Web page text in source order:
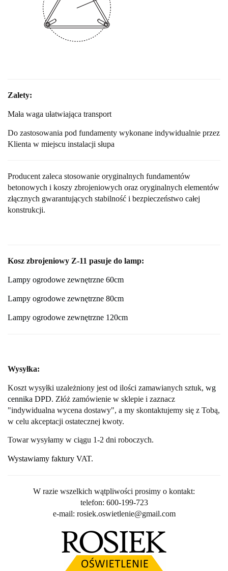
Zalety:
Mała waga ułatwiająca transport
Do zastosowania pod fundamenty wykonane indywidualnie przez
Klienta w miejscu instalacji słupa
Producent zaleca stosowanie oryginalnych fundamentów
betonowych i koszy zbrojeniowych oraz oryginalnych elementów
złącznych gwarantujących stabilność i bezpieczeństwo całej
konstrukcji.
Kosz zbrojeniowy Z-11 pasuje do lamp:
Lampy ogrodowe zewnętrzne 60cm
Lampy ogrodowe zewnętrzne 80cm
Lampy ogrodowe zewnętrzne 120cm
Wysyłka:
Koszt wysyłki uzależniony jest od ilości zamawianych sztuk, wg
cennika DPD. Złóż zamówienie w sklepie i zaznacz
"indywidualna wycena dostawy", a my skontaktujemy się z Tobą,
w celu akceptacji ostatecznej kwoty.
Towar wysyłamy w ciągu 1-2 dni roboczych.
Wystawiamy faktury VAT.
W razie wszelkich wątpliwości prosimy o kontakt:
telefon: 600-199-723
e-mail: rosiek.oswietlenie@gmail.com